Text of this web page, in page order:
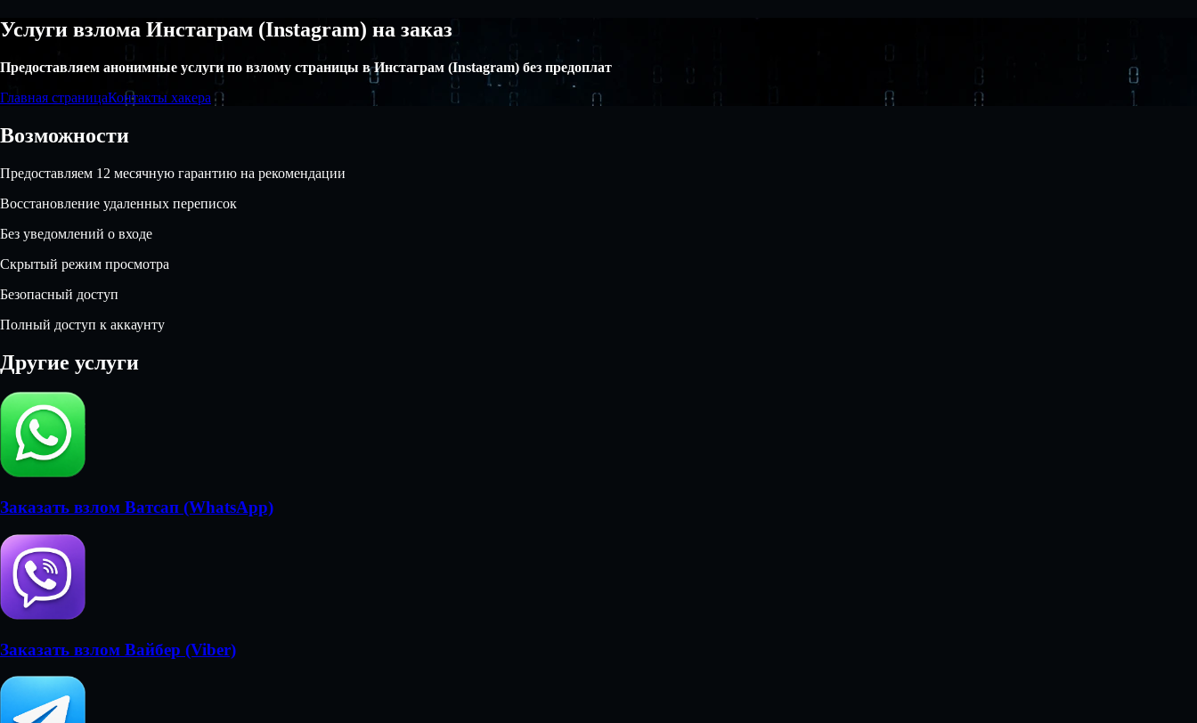
Услуги взлома Инстаграм (Instagram) на заказ
Предоставляем анонимные услуги по взлому страницы в Инстаграм (Instagram) без предоплат
Главная страницаКонтакты хакера
Возможности
Предоставляем 12 месячную гарантию на рекомендации
Восстановление удаленных переписок
Без уведомлений о входе
Скрытый режим просмотра
Безопасный доступ
Полный доступ к аккаунту
Другие услуги
Заказать взлом Ватсап (WhatsApp)
Заказать взлом Вайбер (Viber)